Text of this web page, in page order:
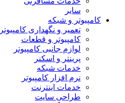
سایر
کامپیوتر و شبکه
تعمیر و نگهداری کامپیوتر
کامپیوتر و قطعات
لوازم جانبی کامپیوتر
پرینتر و اسکنر
خدمات شبکه
نرم افزار کامپیوتر
خدمات اینترنت
طراحی سایت